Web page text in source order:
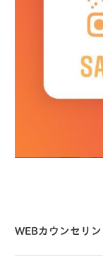
WEBカウンセリ